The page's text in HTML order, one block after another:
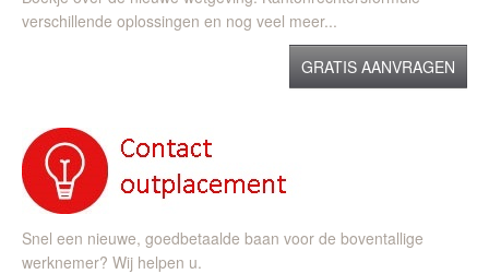
verschillende oplossingen en nog veel meer...
GRATIS AANVRAGEN
Snel een nieuwe, goedbetaalde baan voor de boventallige
werknemer? Wij helpen u.